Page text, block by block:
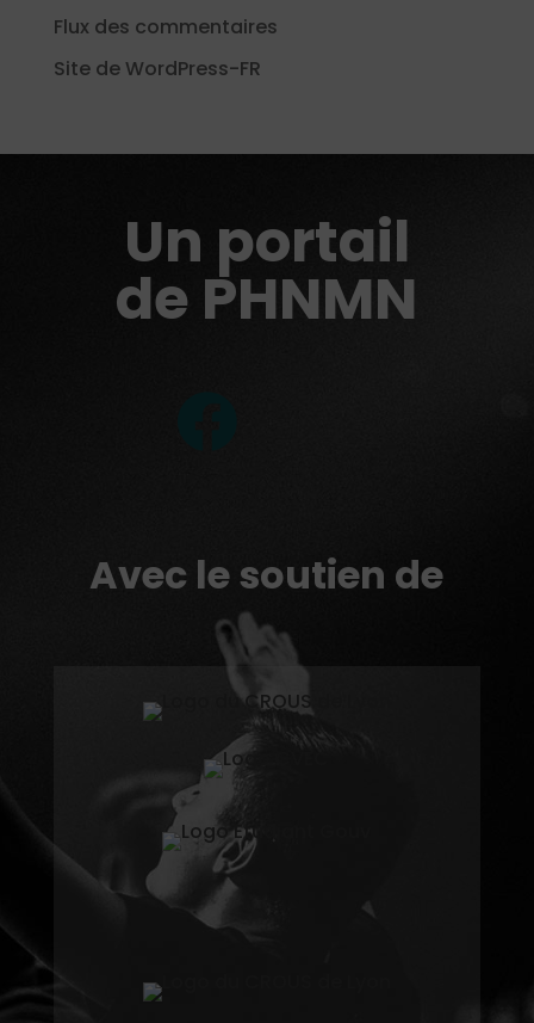
Flux des commentaires
Site de WordPress-FR
Un portail
de PHNMN
Avec le soutien de